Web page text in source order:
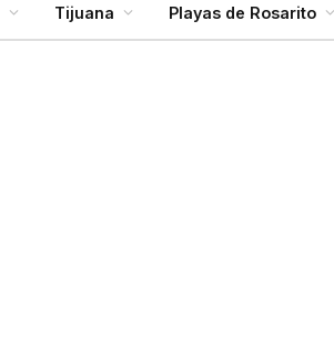
Tijuana Playas de Rosarito